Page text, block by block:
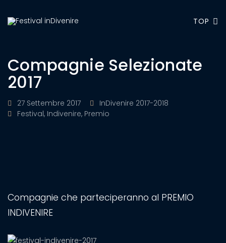
TOP
Compagnie Selezionate
2017
27 Settembre 2017
InDivenire 2017-2018
Festival, Indivenire, Premio
Compagnie che parteciperanno al PREMIO
INDIVENIRE